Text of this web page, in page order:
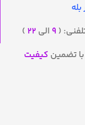
( ۹ الی ۲۲ )
با تضمین کیفیت